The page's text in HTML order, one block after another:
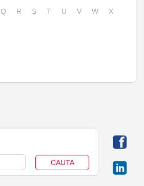
Q R S T U V W X